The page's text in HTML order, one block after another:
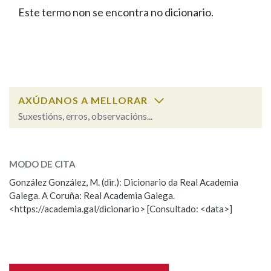
FIGURAS HOMENAXEADAS
PORTAL DAS PALABRAS
Facebook
TwitterYoutubeInstagram
Bluesky
BUSCAR NOS LEMAS
Remata por
BUSCAR NO CONTIDO
Nas definicións
Este termo non se encontra no dicionario.
AXÚDANOS A MELLORAR
Suxestións, erros, observacións...
Observación
Nome
MODO DE CITA
González González, M. (dir.): Dicionario da Real Academia
Galega. A Coruña: Real Academia Galega.
<https://academia.gal/dicionario> [Consultado: <data>]